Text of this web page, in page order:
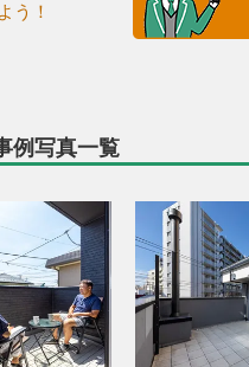
う！
例写真一覧